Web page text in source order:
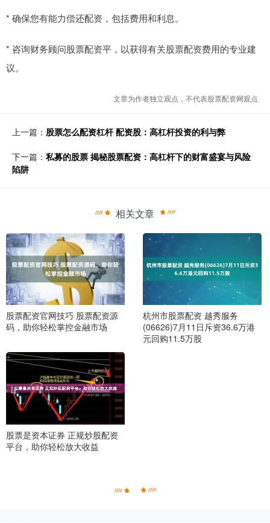
* 确保您有能力偿还配资，包括费用和利息。
* 咨询财务顾问股票配资平，以获得有关股票配资费用的专业建
议。
文章为作者独立观点，不代表股票配资网观点
上一篇： 股票怎么配资杠杆 配资股：高杠杆投资的利与弊
下一篇： 私募的股票 揭秘股票配资：高杠杆下的财富盛宴与风险
陷阱
相关文章
股票配资官网技巧 股票配资源
码，助你轻松掌控金融市场
杭州市股票配资 越秀服务
(06626)7月11日斥资36.6万港
元回购11.5万股
股票是资本证券 正规炒股配资
平台，助你轻松放大收益